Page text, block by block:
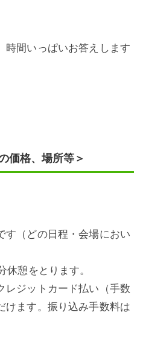
時間いっぱいお答えします
価格、場所等＞
す（どの日程・会場におい
休憩をとります。
レジットカード払い（手数
けます。振り込み手数料は